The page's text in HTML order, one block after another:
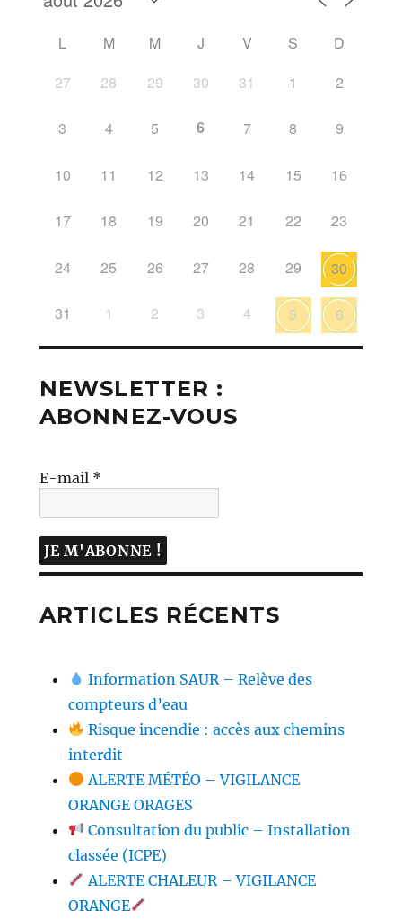
L M M J V S
D
27
28 29 30 31 1 2
3 4 5 6 7 8 9
10 11 12 13 14 15 16
17 18 19 20 21 22 23
24 25 26 27 28 29 30
31 1 2 3 4 5 6
NEWSLETTER :
ABONNEZ-VOUS
E-mail *
ARTICLES RÉCENTS
Information SAUR – Relève des
compteurs d’eau
Risque incendie : accès aux chemins
interdit
ALERTE MÉTÉO – VIGILANCE
ORANGE ORAGES
Consultation du public – Installation
classée (ICPE)
ALERTE CHALEUR – VIGILANCE
ORANGE